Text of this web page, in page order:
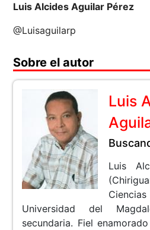
Luis Alcides Aguilar Pérez
@Luisaguilarp
Sobre el autor
Luis
Luis
Universidad del
secundaria. Fiel